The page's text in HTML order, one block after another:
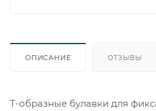
ОПИСАНИЕ ОТЗЫВЫ
Т-образные булавки для